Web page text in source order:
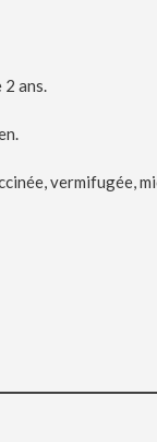
2 ans.
vermifugée,